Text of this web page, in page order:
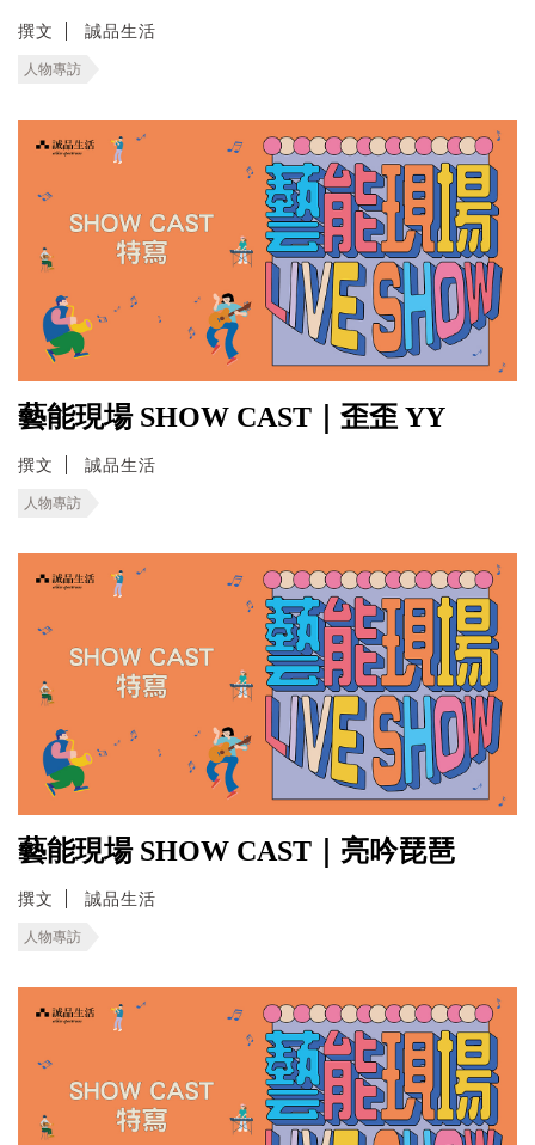
撰文 誠品生活
人物專訪
藝能現場 SHOW CAST｜歪歪 YY
撰文 誠品生活
人物專訪
藝能現場 SHOW CAST｜亮吟琵琶
撰文 誠品生活
人物專訪